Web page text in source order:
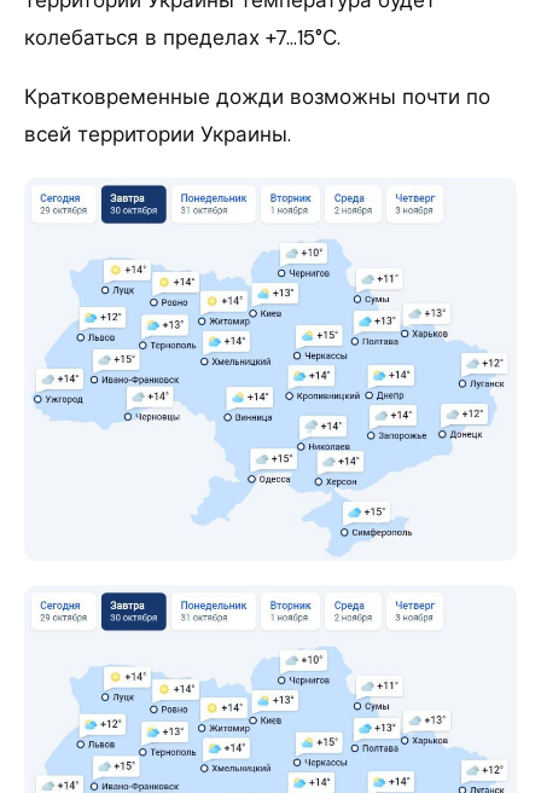
колебаться в пределах +7…15°С.
Кратковременные дожди возможны почти по
всей территории Украины.